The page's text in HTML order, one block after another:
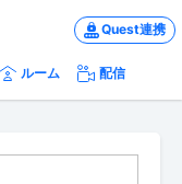
Quest連携
ルーム 配信